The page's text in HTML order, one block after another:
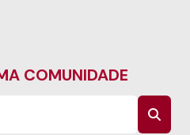
COMUNIDADE